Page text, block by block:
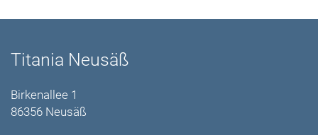
Titania Neusäß
Birkenallee 1
86356 Neusäß